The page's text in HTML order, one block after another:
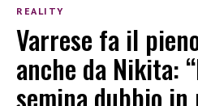
REALITY
Varrese fa il
anche da Nikita:
semina dubbio